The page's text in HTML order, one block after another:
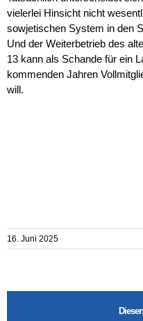
vielerlei Hinsicht nicht
sowjetischen System in den
Und der Weiterbetrieb des
13 kann als Schande für ein
kommenden Jahren
will.
16. Juni 2025